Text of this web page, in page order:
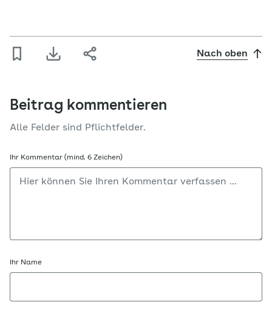
Nach oben
Beitrag kommentieren
Alle Felder sind Pflichtfelder.
Ihr Kommentar (mind. 6 Zeichen)
Ihr Name